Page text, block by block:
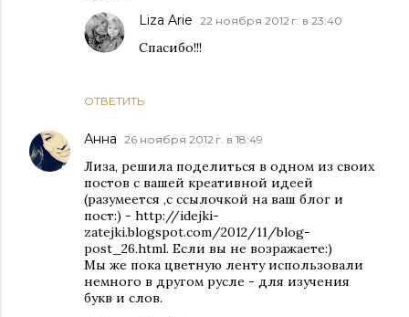
ОТВЕТИТЬ
Liza Arie 22 ноября 2012 г. в 23:40
Спасибо!!!
Анна 26 ноября 2012 г. в 18:49
Лиза, решила поделиться в одном из своих
постов с вашей креативной идеей
(разумеется ,с ссылочкой на ваш блог и
пост:) - http://idejki-
zatejki.blogspot.com/2012/11/blog-
post_26.html. Если вы не возражаете:)
Мы же пока цветную ленту использовали
немного в другом русле - для изучения
букв и слов.